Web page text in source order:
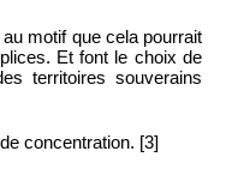
au motif que cela pourrait
Et font le choix de
territoires souverains
concentration. [3]